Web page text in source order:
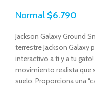
Normal $6.790
Jackson Galaxy Ground
terrestre Jackson Galaxy
interactivo a ti y a tu
movimiento realista que
suelo. Proporciona una